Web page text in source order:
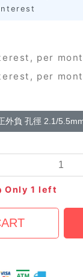
per
per
外負 孔徑 2.1/
Only 1 left